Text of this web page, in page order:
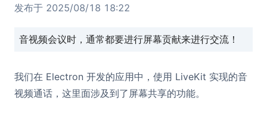
发布于 2025/08/18 18:22
音视频会议时，通常都要进行屏幕贡献来进行交流！
我们在 Electron 开发的应用中，使用 LiveKit 实现的音
视频通话，这里面涉及到了屏幕共享的功能。